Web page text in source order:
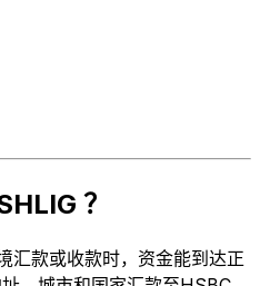
？
汇款或收款时，资金能到达正